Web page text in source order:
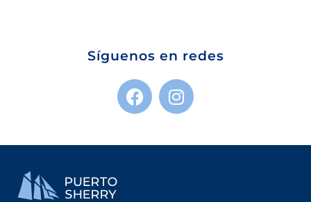
Síguenos en redes